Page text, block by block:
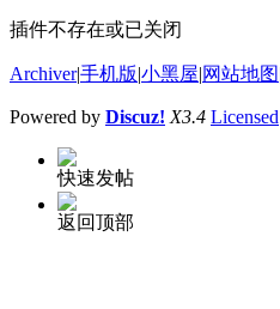
插件不存在或已关闭
Archiver|手机版 小黑屋 网站地图
Powered by Discuz! X3.4 Licensed
快速发帖
返回顶部